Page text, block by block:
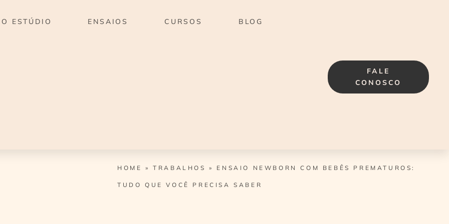
O ESTÚDIO ENSAIOS CURSOS BLOG
FALE
CONOSCO
HOME »TRABALHOS » ENSAIO NEWBORN COM BEBÊS PREMATUROS:
TUDO QUE VOCÊ PRECISA SABER